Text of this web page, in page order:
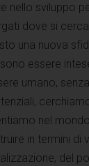
nello sviluppo
dove si
una nuova
essere
umano,
nel
in termini di
del